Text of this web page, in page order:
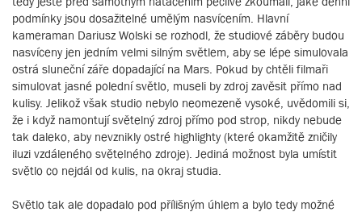
podmínky jsou dosažitelné umělým nasvícením. Hlavní
kameraman Dariusz Wolski se rozhodl, že studiové záběry budou
nasvíceny jen jedním velmi silným světlem, aby se lépe simulovala
ostrá sluneční záře dopadající na Mars. Pokud by chtěli filmaři
simulovat jasné polední světlo, museli by zdroj zavěsit přímo nad
kulisy. Jelikož však studio nebylo neomezeně vysoké, uvědomili si,
že i když namontují světelný zdroj přímo pod strop, nikdy nebude
tak daleko, aby nevznikly ostré highlighty (které okamžitě zničily
iluzi vzdáleného světelného zdroje). Jediná možnost byla umístit
světlo co nejdál od kulis, na okraj studia.
Světlo tak ale dopadalo pod přílišným úhlem a bylo tedy možné